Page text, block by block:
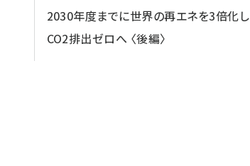
2030年度までに世界の再エネを3倍化し
CO2排出ゼロへ 〈後編〉